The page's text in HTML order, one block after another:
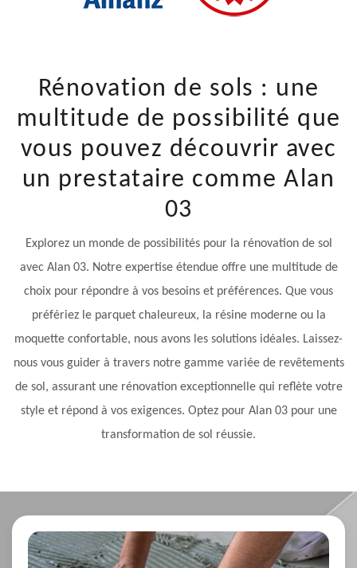
Rénovation de sols : une
multitude de possibilité que
vous pouvez découvrir avec
un prestataire comme Alan
03
Explorez un monde de possibilités pour la rénovation de sol
avec Alan 03. Notre expertise étendue offre une multitude de
choix pour répondre à vos besoins et préférences. Que vous
préfériez le parquet chaleureux, la résine moderne ou la
moquette confortable, nous avons les solutions idéales. Laissez-
nous vous guider à travers notre gamme variée de revêtements
de sol, assurant une rénovation exceptionnelle qui reflète votre
style et répond à vos exigences. Optez pour Alan 03 pour une
transformation de sol réussie.